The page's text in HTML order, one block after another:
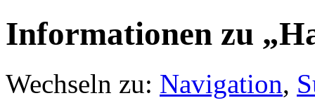
Informationen zu
Wechseln zu: Navigation,